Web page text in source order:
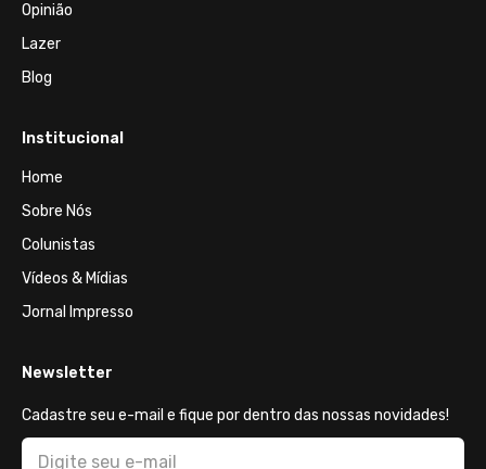
Opinião
Lazer
Blog
Institucional
Home
Sobre Nós
Colunistas
Vídeos & Mídias
Jornal Impresso
Newsletter
Cadastre seu e-mail e fique por dentro das nossas novidades!